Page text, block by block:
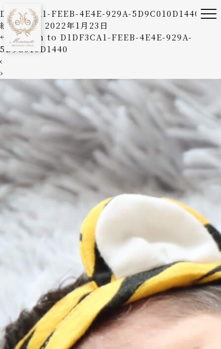
D1DF3CA1-FEEB-4E4E-929A-5D9C010D1440
絵美森本
2022年1月23日
←
Return to D1DF3CA1-FEEB-4E4E-929A-
5D9C010D1440
‹
›